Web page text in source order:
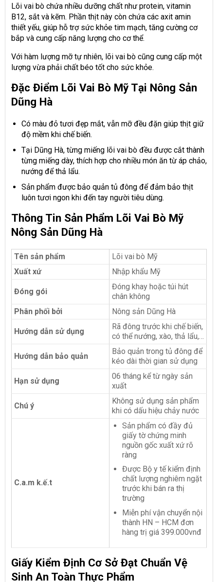
Lõi vai bò chứa nhiều dưỡng chất như protein, vitamin
B12, sắt và kẽm. Phần thịt này còn chứa các axit amin
thiết yếu, giúp hỗ trợ sức khỏe tim mạch, tăng cường cơ
bắp và cung cấp năng lượng cho cơ thể.
Với hàm lượng mỡ tự nhiên, lõi vai bò cũng cung cấp một
lượng vừa phải chất béo tốt cho sức khỏe.
Đặc Điểm Lõi Vai Bò Mỹ Tại Nông Sản
Dũng Hà
Có màu đỏ tươi đẹp mắt, vẫn mỡ đều đặn giúp thịt giữ
độ mềm khi chế biến.
Tại Dũng Hà, từng miếng lõi vai bò đều được cắt thành
từng miếng dày, thích hợp cho nhiều món ăn từ áp chảo,
nướng để thả lẩu.
Sản phẩm được bảo quản tủ đông để đảm bảo thịt
luôn tươi ngon khi đến tay người tiêu dùng.
Thông Tin Sản Phẩm Lõi Vai Bò Mỹ
Nông Sản Dũng Hà
Tên sản phẩm
Lõi vai bò Mỹ
Xuất xứ
Nhập khẩu Mỹ
Đóng gói
Đóng khay hoặc túi hút
chân không
Phân phối bởi
Nông sản Dũng Hà
Hướng dẫn sử dụng
Rã đông trước khi chế biến,
có thể nướng, xào, thả lẩu,…
Hướng dẫn bảo quản
Bảo quản trong tủ đông để
kéo dài thời gian sử dụng
Hạn sử dụng
06 tháng kể từ ngày sản
xuất
Chú ý
Không sử dụng sản phẩm
khi có dấu hiệu chảy nước
C.a.m k.ế.t
Sản phẩm có đầy đủ
giấy tờ chứng minh
nguồn gốc xuất xứ rõ
ràng
Được Bộ y tế kiểm định
chất lượng nghiêm ngặt
trước khi bán ra thị
trường
Miễn phí vận chuyển nội
thành HN – HCM đơn
hàng trị giá 399.000vnđ
Giấy Kiểm Định Cơ Sở Đạt Chuẩn Vệ
Sinh An Toàn Thực Phẩm